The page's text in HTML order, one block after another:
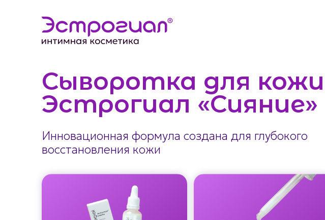
Сыворотка для кожи
Эстрогиал «Сияние»
Инновационная формула создана для глубокого
восстановления кожи